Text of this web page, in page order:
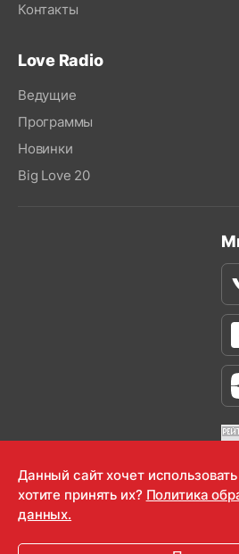
Контакты
Love Radio
Ведущие
Программы
Новинки
Big Love 20
OOO "Радио-Любовь" 2000-2026
Данный сайт хочет
хотите принять их? Политика
данных.